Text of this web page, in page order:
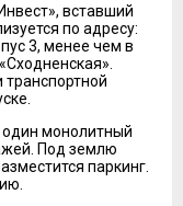
вставший
по адресу:
3, менее чем в
монолитный
Под землю
паркинг.